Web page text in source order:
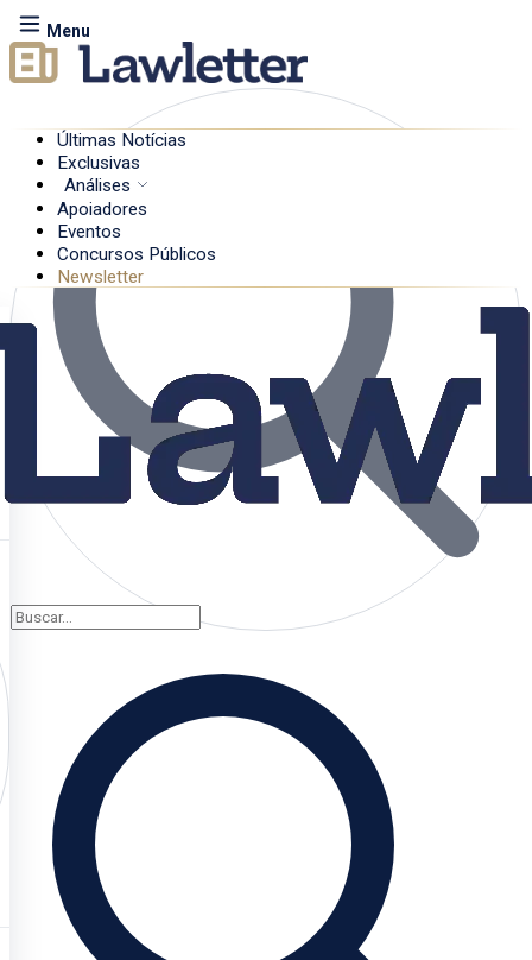
Menu
Últimas Notícias
Exclusivas
Análises
Apoiadores
Eventos
Concursos Públicos
Newsletter